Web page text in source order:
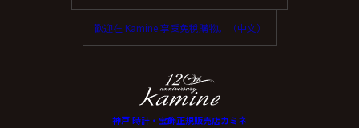
歡迎在 Kamine 享受免稅購物。（中文）
神戸 時計・宝飾正規販売店カミネ